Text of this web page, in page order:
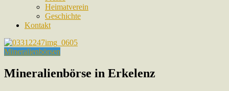
Heimatverein
Geschichte
Kontakt
Mineralienbörsen
Mineralienbörse in Erkelenz